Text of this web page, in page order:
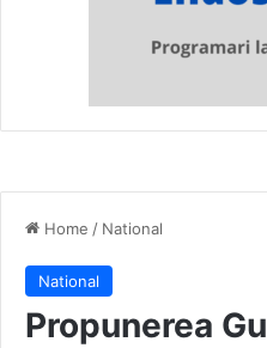
Home / National
National
Propunerea